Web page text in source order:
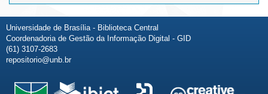
Universidade de Brasília - Biblioteca Central
Coordenadoria de Gestão da Informação Digital - GID
(61) 3107-2683
repositorio@unb.br